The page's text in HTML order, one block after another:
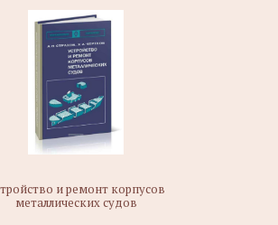
и ремонт корпусов
металлических судов